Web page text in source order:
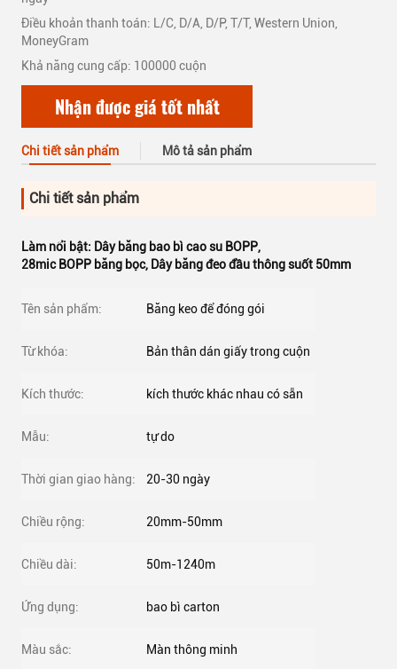
Điều khoản thanh toán: L/C, D/A, D/P, T/T, Western Union,
MoneyGram
Khả năng cung cấp: 100000 cuộn
Nhận được giá tốt nhất
Chi tiết sản phẩm Mô tả sản phẩm
Chi tiết sản phẩm
Làm nổi bật: Dây băng bao bì cao su BOPP,
28mic BOPP băng bọc, Dây băng đeo đầu thông suốt 50mm
Tên sản phẩm: Băng keo để đóng gói
Từ khóa: Bản thân dán giấy trong cuộn
Kích thước: kích thước khác nhau có sẵn
Mẫu: tự do
Thời gian giao hàng: 20-30 ngày
Chiều rộng: 20mm-50mm
Chiều dài: 50m-1240m
Ứng dụng: bao bì carton
Màu sắc: Màn thông minh